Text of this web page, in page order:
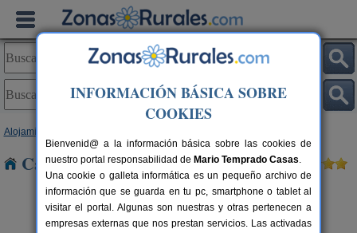
Alojamientos
Casas Rurales cerca de Villoslada
INFORMACIÓN BÁSICA SOBRE
COOKIES
Bienvenid@ a la información básica sobre las cookies de
nuestro portal responsabilidad de Mario Temprado Casas.
Una cookie o galleta informática es un pequeño archivo de
información que se guarda en tu pc, smartphone o tablet al
visitar el portal. Algunas son nuestras y otras pertenecen a
empresas externas que nos prestan servicios. Las activadas